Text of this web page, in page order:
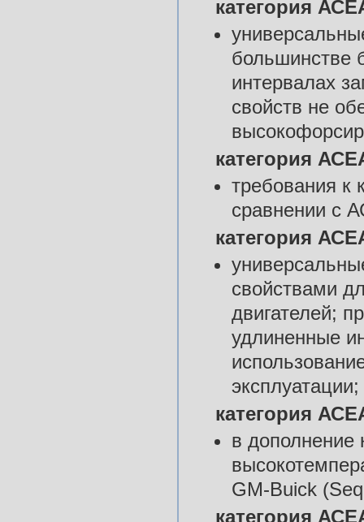
категория
большинстве
интервалах
свойств не
категория
требования к
сравнении с
категория
свойствами
двигателей;
удлиненные
эксплуатации;
категория
в дополнение
GM-Buick
категория